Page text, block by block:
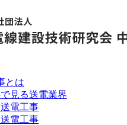
とは
見る送電業界
電工事
電工事